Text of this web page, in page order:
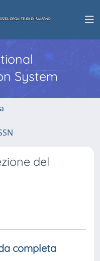
System
del
completa